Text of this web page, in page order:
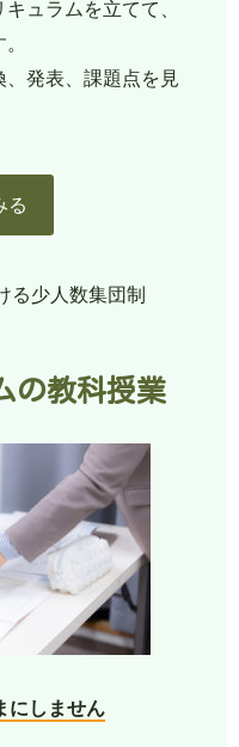
ュラムを立てて、
発表、課題点を見
る
る少人数集団制
の教科授業
にしません